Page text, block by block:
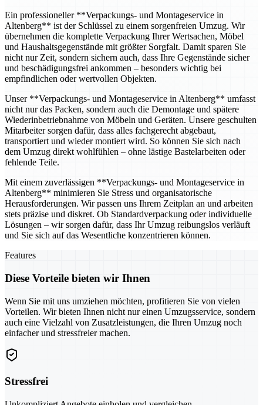
Ein professioneller **Verpackungs- und Montageservice in
Altenberg** ist der Schlüssel zu einem sorgenfreien Umzug. Wir
übernehmen die komplette Verpackung Ihrer Wertsachen, Möbel
und Haushaltsgegenstände mit größter Sorgfalt. Damit sparen Sie
nicht nur Zeit, sondern sichern auch, dass Ihre Gegenstände sicher
und beschädigungsfrei ankommen – besonders wichtig bei
empfindlichen oder wertvollen Objekten.
Unser **Verpackungs- und Montageservice in Altenberg** umfasst
nicht nur das Packen, sondern auch die Demontage und spätere
Wiederinbetriebnahme von Möbeln und Geräten. Unsere geschulten
Mitarbeiter sorgen dafür, dass alles fachgerecht abgebaut,
transportiert und wieder montiert wird. So können Sie sich nach
dem Umzug direkt wohlfühlen – ohne lästige Bastelarbeiten oder
fehlende Teile.
Mit einem zuverlässigen **Verpackungs- und Montageservice in
Altenberg** minimieren Sie Stress und organisatorische
Herausforderungen. Wir passen uns Ihrem Zeitplan an und arbeiten
stets präzise und diskret. Ob Standardverpackung oder individuelle
Lösungen – wir sorgen dafür, dass Ihr Umzug reibungslos verläuft
und Sie sich auf das Wesentliche konzentrieren können.
Features
Diese Vorteile bieten wir Ihnen
Wenn Sie mit uns umziehen möchten, profitieren Sie von vielen
Vorteilen. Wir bieten Ihnen nicht nur einen Umzugsservice, sondern
auch eine Vielzahl von Zusatzleistungen, die Ihren Umzug noch
einfacher und stressfreier machen.
Stressfrei